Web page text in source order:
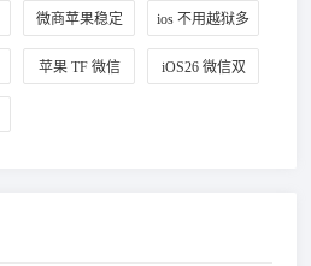
改城市 拟定位
微商苹果稳定
微信多开
ios 不用越狱多
开微信
苹果 TF 微信 iOS26 微信双